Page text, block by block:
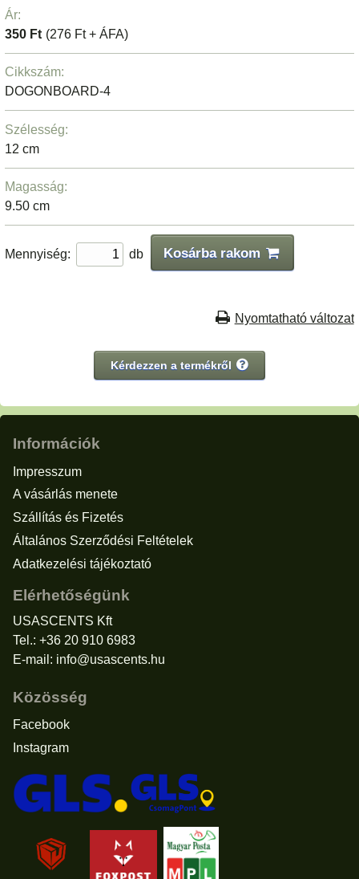
Ár:
350 Ft (276 Ft + ÁFA)
Cikkszám:
DOGONBOARD-4
Szélesség:
12 cm
Magasság:
9.50 cm
Mennyiség: db Kosárba rakom
Nyomtatható változat
Kérdezzen a termékről
Információk
Impresszum
A vásárlás menete
Szállítás és Fizetés
Általános Szerződési Feltételek
Adatkezelési tájékoztató
Elérhetőségünk
USASCENTS Kft
Tel.: +36 20 910 6983
E-mail: info@usascents.hu
Közösség
Facebook
Instagram